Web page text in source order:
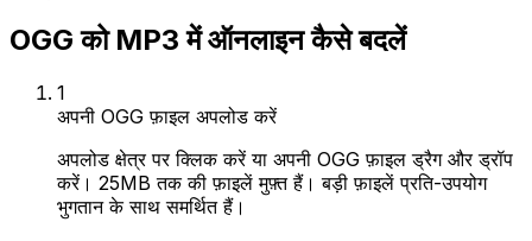
OGG को MP3 में ऑनलाइन कैसे बदलें
1
अपनी OGG फ़ाइल अपलोड करें
अपलोड क्षेत्र पर क्लिक करें या अपनी OGG फ़ाइल ड्रैग और ड्रॉप
करें। 25MB तक की फ़ाइलें मुफ़्त हैं। बड़ी फ़ाइलें प्रति-उपयोग
भुगतान के साथ समर्थित हैं।